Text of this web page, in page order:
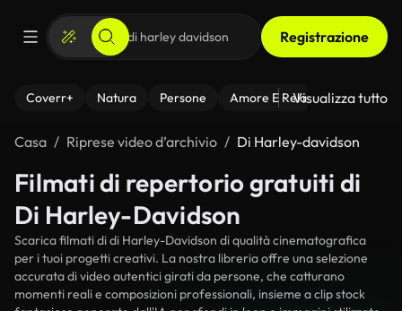
Registrazione
Coverr+ Natura Persone Amore E Relazioni Il
Visualizza tutto
Casa Riprese video d’archivio Di Harley-davidson
Filmati di repertorio gratuiti di
Di Harley-Davidson
Scarica filmati di di Harley-Davidson di qualità cinematografica
per i tuoi progetti creativi. La nostra libreria offre una selezione
accurata di video autentici girati da persone, che catturano
momenti reali e composizioni professionali, insieme a clip stock